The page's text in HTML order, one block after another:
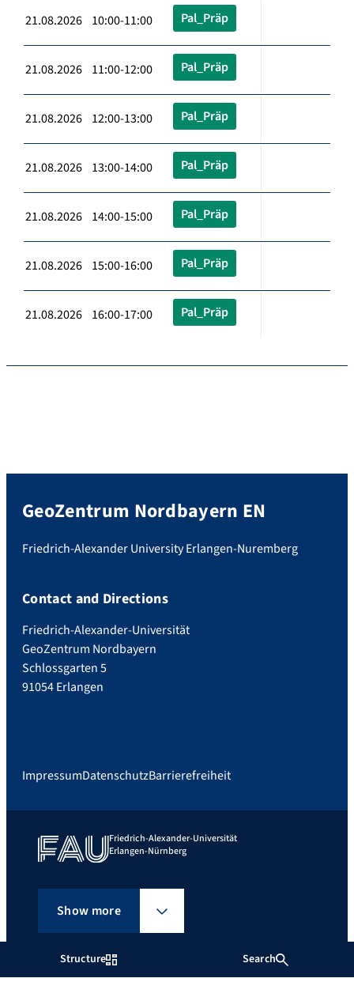
Structure Search
21.08.2026 10:00-11:00 Pal_Präp
21.08.2026 11:00-12:00 Pal_Präp
21.08.2026 12:00-13:00 Pal_Präp
21.08.2026 13:00-14:00 Pal_Präp
21.08.2026 14:00-15:00 Pal_Präp
21.08.2026 15:00-16:00 Pal_Präp
21.08.2026 16:00-17:00 Pal_Präp
GeoZentrum Nordbayern EN
Friedrich-Alexander University Erlangen-Nuremberg
Contact and Directions
Friedrich-Alexander-Universität
GeoZentrum Nordbayern
Schlossgarten 5
91054 Erlangen
ImpressumDatenschutzBarrierefreiheit
Friedrich-Alexander-Universität
Erlangen-Nürnberg
Show more